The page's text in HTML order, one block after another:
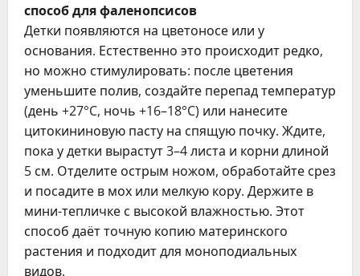
способ для фаленопсисов
Детки появляются на цветоносе или у
основания. Естественно это происходит редко,
но можно стимулировать: после цветения
уменьшите полив, создайте перепад температур
(день +27°C, ночь +16–18°C) или нанесите
цитокининовую пасту на спящую почку. Ждите,
пока у детки вырастут 3–4 листа и корни длиной
5 см. Отделите острым ножом, обработайте срез
и посадите в мох или мелкую кору. Держите в
мини-тепличке с высокой влажностью. Этот
способ даёт точную копию материнского
растения и подходит для моноподиальных
видов.